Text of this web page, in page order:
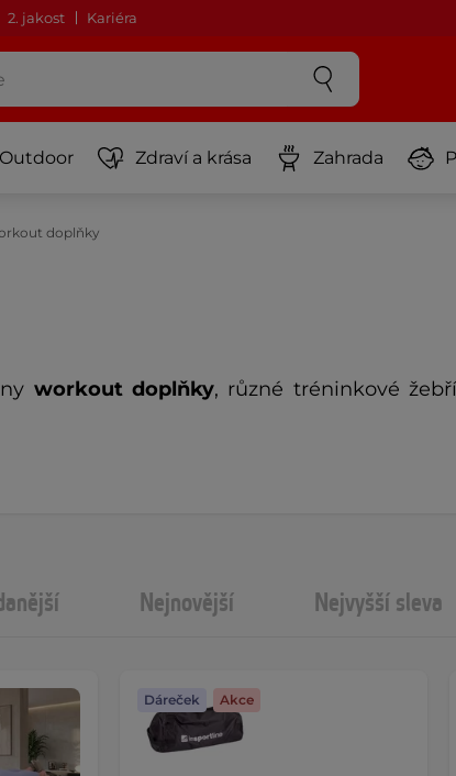
2. jakost Kariéra
Outdoor Zdraví a krása Zahrada
workout doplňky, různé tréninkové
doplňky
Nejnovější Nejvyšší sleva
Dáreček Akce